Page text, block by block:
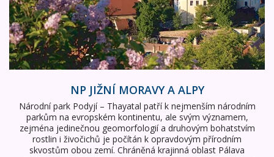
NP JIŽNÍ MORAVY A ALPY
Národní park Podyjí – Thayatal patří k nejmenším národním
parkům na evropském kontinentu, ale svým významem,
zejména jedinečnou geomorfologií a druhovým bohatstvím
rostlin i živočichů je počítán k opravdovým přírodním
skvostům obou zemí. Chráněná krajinná oblast Pálava